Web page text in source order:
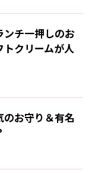
ンチ一押しのお
クリームが人
お守り＆有名